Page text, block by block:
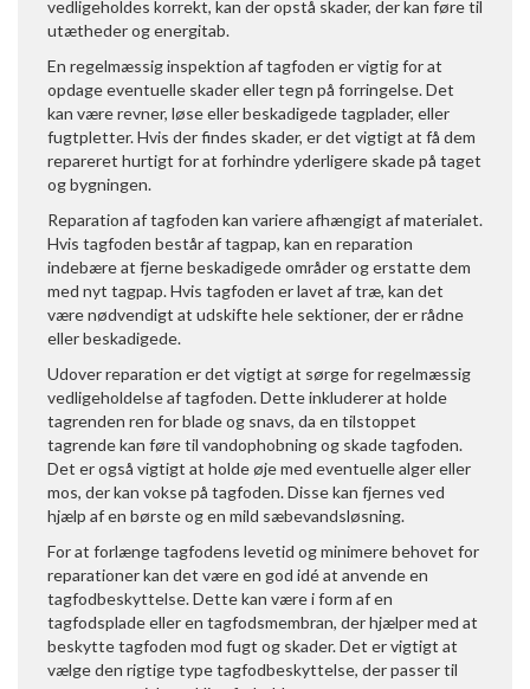
vedligeholdes korrekt, kan der opstå skader, der kan føre til
utætheder og energitab.
En regelmæssig inspektion af tagfoden er vigtig for at
opdage eventuelle skader eller tegn på forringelse. Det
kan være revner, løse eller beskadigede tagplader, eller
fugtpletter. Hvis der findes skader, er det vigtigt at få dem
repareret hurtigt for at forhindre yderligere skade på taget
og bygningen.
Reparation af tagfoden kan variere afhængigt af materialet.
Hvis tagfoden består af tagpap, kan en reparation
indebære at fjerne beskadigede områder og erstatte dem
med nyt tagpap. Hvis tagfoden er lavet af træ, kan det
være nødvendigt at udskifte hele sektioner, der er rådne
eller beskadigede.
Udover reparation er det vigtigt at sørge for regelmæssig
vedligeholdelse af tagfoden. Dette inkluderer at holde
tagrenden ren for blade og snavs, da en tilstoppet
tagrende kan føre til vandophobning og skade tagfoden.
Det er også vigtigt at holde øje med eventuelle alger eller
mos, der kan vokse på tagfoden. Disse kan fjernes ved
hjælp af en børste og en mild sæbevandsløsning.
For at forlænge tagfodens levetid og minimere behovet for
reparationer kan det være en god idé at anvende en
tagfodbeskyttelse. Dette kan være i form af en
tagfodsplade eller en tagfodsmembran, der hjælper med at
beskytte tagfoden mod fugt og skader. Det er vigtigt at
vælge den rigtige type tagfodbeskyttelse, der passer til